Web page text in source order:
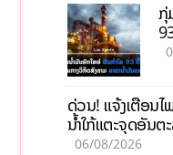
ກຸ່
ດ່ວນ! ແຈ້ງເຕືອນ
ນໍ້າໃກ້ແຕະຈຸດອັນຕ
06/08/2026